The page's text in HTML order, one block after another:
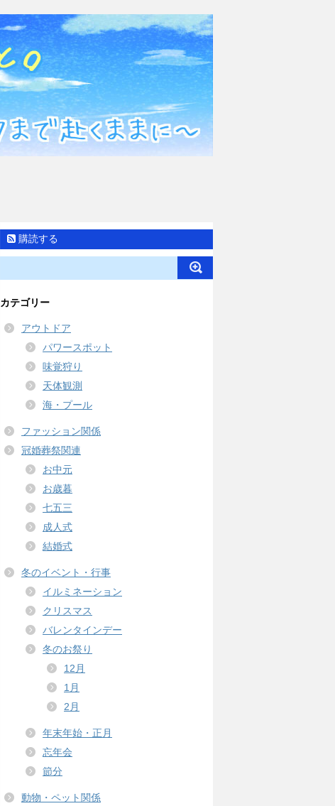
購読する
カテゴリー
アウトドア
パワースポット
味覚狩り
天体観測
海・プール
ファッション関係
冠婚葬祭関連
お中元
お歳暮
七五三
成人式
結婚式
冬のイベント・行事
イルミネーション
クリスマス
バレンタインデー
冬のお祭り
12月
1月
2月
年末年始・正月
忘年会
節分
動物・ペット関係